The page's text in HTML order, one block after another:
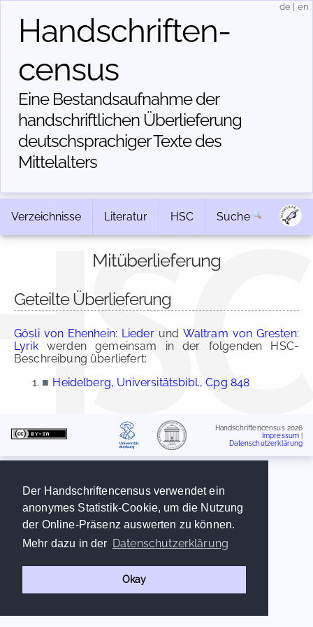
Der Handschriftencensus verwendet ein
anonymes Statistik-Cookie, um die Nutzung
der Online-Präsenz auswerten zu können.
Mehr dazu in der Datenschutzerklärung
Okay
Handschriften­
census
Eine Bestandsaufnahme der
handschriftlichen Über­lieferung
deutschsprachiger Texte des
Mittelalters
de en
Verzeichnisse Literatur HSC Suche
Mitüberlieferung
Geteilte Überlieferung
Gösli von Ehenhein: Liederund Waltram von Gresten:
Lyrikwerden gemeinsam in der folgenden HSC-
Beschreibung überliefert:
■ Heidelberg, Universitätsbibl., Cpg 848
Handschriftencensus 2026
Impressum
Datenschutzerklärung